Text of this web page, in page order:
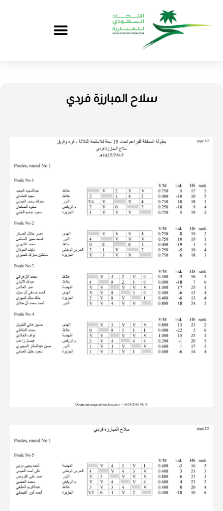
سلاح المبارزة فردي